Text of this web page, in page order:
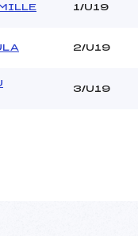
1/U19
2/U19
3/U19